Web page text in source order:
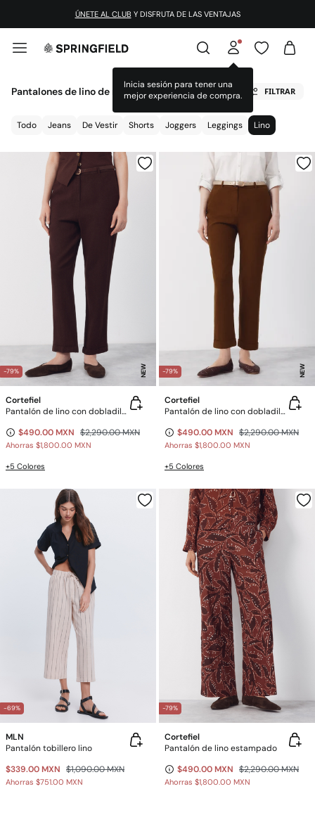
¡DESCARGA LA APP!
Pantalones de lino de mujer FILTRAR
Todo Jeans De Vestir Shorts Joggers Leggings Lino
-79% NEW
Cortefiel
Pantalón de lino con dobladillo en el bajo
$490.00 MXN $2,290.00 MXN
Ahorras $1,800.00 MXN
+5 Colores
-79% NEW
Cortefiel
Pantalón de lino con dobladillo en el bajo
$490.00 MXN $2,290.00 MXN
Ahorras $1,800.00 MXN
+5 Colores
-69%
MLN
Pantalón tobillero lino
$339.00 MXN $1,090.00 MXN
Ahorras $751.00 MXN
-79%
Cortefiel
Pantalón de lino estampado
$490.00 MXN $2,290.00 MXN
Ahorras $1,800.00 MXN